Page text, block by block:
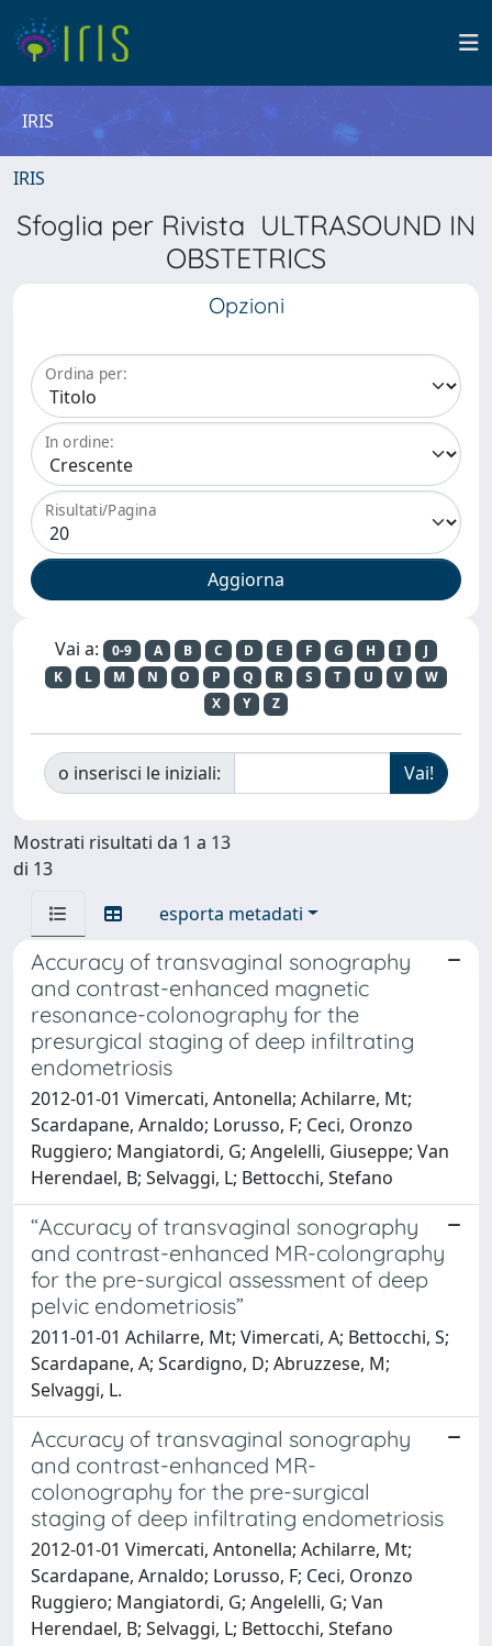
IRIS
IRIS
Sfoglia per Rivista ULTRASOUND IN
OBSTETRICS
Opzioni
Ordina per:
In ordine:
Risultati/Pagina
Vai a: 0-9 A B C D E F G H I
J
K
L M N O P Q R S T U V
W
X
Y Z
o inserisci le iniziali:
Mostrati risultati da 1 a 13
di 13
esporta metadati
Accuracy of transvaginal sonography
and contrast-enhanced magnetic
resonance-colonography for the
presurgical staging of deep infiltrating
endometriosis
2012-01-01 Vimercati, Antonella; Achilarre, Mt;
Scardapane, Arnaldo; Lorusso, F; Ceci, Oronzo
Ruggiero; Mangiatordi, G; Angelelli, Giuseppe; Van
Herendael, B; Selvaggi, L; Bettocchi, Stefano
“Accuracy of transvaginal sonography
and contrast-enhanced MR-colongraphy
for the pre-surgical assessment of deep
pelvic endometriosis”
2011-01-01 Achilarre, Mt; Vimercati, A; Bettocchi, S;
Scardapane, A; Scardigno, D; Abruzzese, M;
Selvaggi, L.
Accuracy of transvaginal sonography
and contrast-enhanced MR-
colonography for the pre-surgical
staging of deep infiltrating endometriosis
2012-01-01 Vimercati, Antonella; Achilarre, Mt;
Scardapane, Arnaldo; Lorusso, F; Ceci, Oronzo
Ruggiero; Mangiatordi, G; Angelelli, G; Van
Herendael, B; Selvaggi, L; Bettocchi, Stefano